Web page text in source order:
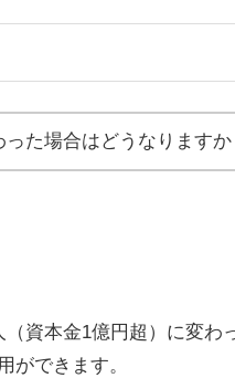
た場合はどうなりますか
資本金1億円超）に変わ
ができます。